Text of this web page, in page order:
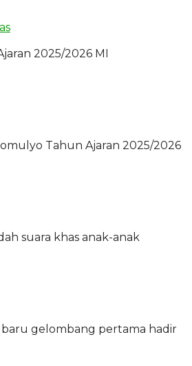
2025/2026 MI
Tahun Ajaran 2025/2026
suara khas anak-anak
baru gelombang pertama hadir